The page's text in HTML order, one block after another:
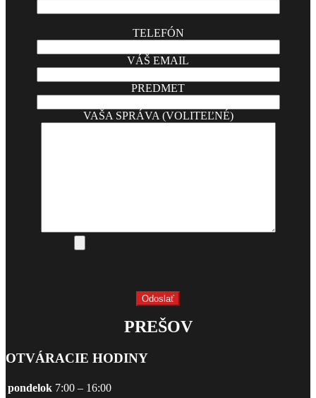
TELEFÓN
VÁŠ EMAIL
PREDMET
VAŠA SPRÁVA (VOLITEĽNÉ)
PREŠOV
OTVÁRACIE HODINY
pondelok 7:00 – 16:00